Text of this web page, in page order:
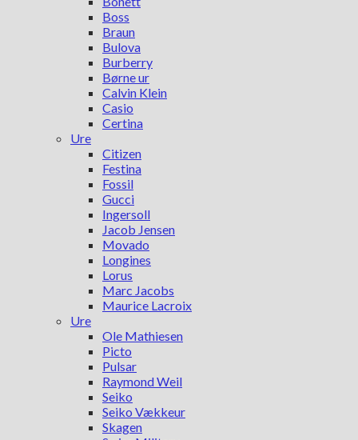
Boss
Braun
Bulova
Burberry
Børne ur
Calvin Klein
Casio
Certina
Ure
Citizen
Festina
Fossil
Gucci
Ingersoll
Jacob Jensen
Movado
Longines
Lorus
Marc Jacobs
Maurice Lacroix
Ure
Ole Mathiesen
Picto
Pulsar
Raymond Weil
Seiko
Seiko Vækkeur
Skagen